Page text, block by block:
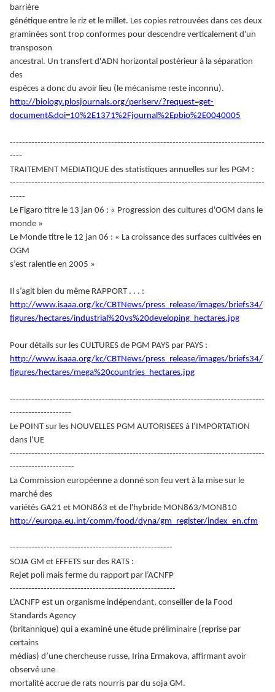
barrière
génétique entre le riz et le millet. Les copies retrouvées dans ces deux
graminées sont trop conformes pour descendre verticalement d'un
transposon
ancestral. Un transfert d'ADN horizontal postérieur à la séparation
des
espèces a donc du avoir lieu (le mécanisme reste inconnu).
http://biology.plosjournals.org/perlserv/?request=get-
document&doi=10%2E1371%2Fjournal%2Epbio%2E0040005
-----------------------------------------------------------------------------------
----
TRAITEMENT MEDIATIQUE des statistiques annuelles sur les PGM :
-----------------------------------------------------------------------------------
-----
Le Figaro titre le 13 jan 06 : « Progression des cultures d'OGM dans le
monde »
Le Monde titre le 12 jan 06 : « La croissance des surfaces cultivées en
OGM
s’est ralentie en 2005 »
Il s’agit bien du même RAPPORT . . . :
http://www.isaaa.org/kc/CBTNews/press_release/images/briefs34/
figures/hectares/industrial%20vs%20developing_hectares.jpg
Pour détails sur les CULTURES de PGM PAYS par PAYS :
http://www.isaaa.org/kc/CBTNews/press_release/images/briefs34/
figures/hectares/mega%20countries_hectares.jpg
-----------------------------------------------------------------------------------
--------------------
Le POINT sur les NOUVELLES PGM AUTORISEES à l’IMPORTATION
dans l’UE
-----------------------------------------------------------------------------------
---------------------
La Commission européenne a donné son feu vert à la mise sur le
marché des
variétés GA21 et MON863 et de l'hybride MON863/MON810
http://europa.eu.int/comm/food/dyna/gm_register/index_en.cfm
-----------------------------------------------------
SOJA GM et EFFETS sur des RATS :
Rejet poli mais ferme du rapport par l’ACNFP
------------------------------------------------------
L’ACNFP est un organisme indépendant, conseiller de la Food
Standards Agency
(britannique) qui a examiné une étude préliminaire (reprise par
certains
médias) d’une chercheuse russe, Irina Ermakova, affirmant avoir
observé une
mortalité accrue de rats nourris par du soja GM.